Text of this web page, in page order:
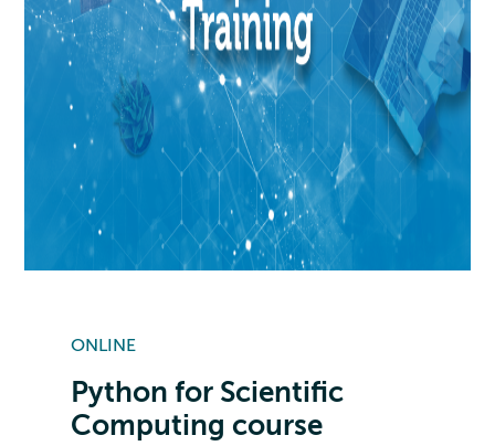
ONLINE
Python for Scientific
Computing course